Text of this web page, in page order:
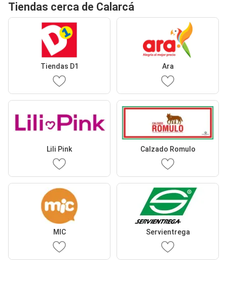
Tiendas cerca de Calarcá
Tiendas D1 Ara
Lili Pink Calzado Romulo
MIC Servientrega